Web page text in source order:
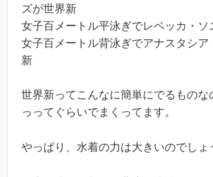
ズが世界新
女子百メートル平泳ぎでレベッカ・ソ
女子百メートル背泳ぎでアナスタシア
新
世界新ってこんなに簡単にでるものな
っってぐらいでまくってます。
やっぱり、水着の力は大きいのでしょ